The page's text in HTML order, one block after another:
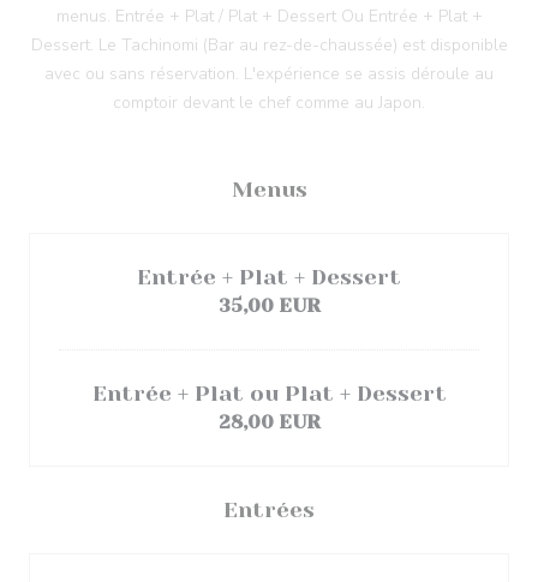
menus. Entrée + Plat / Plat + Dessert Ou Entrée + Plat +
Dessert. Le Tachinomi (Bar au rez-de-chaussée) est disponible
avec ou sans réservation. L'expérience se assis déroule au
comptoir devant le chef comme au Japon.
Menus
Entrée + Plat + Dessert
35,00 EUR
Entrée + Plat ou Plat + Dessert
28,00 EUR
Entrées